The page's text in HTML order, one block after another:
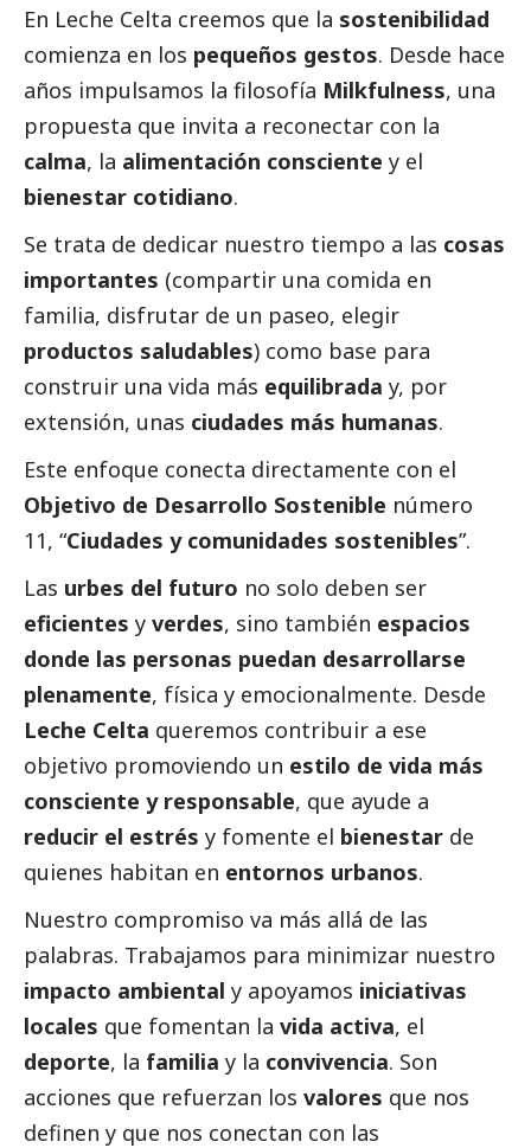
En Leche Celta creemos que la sostenibilidad
comienza en los pequeños gestos. Desde hace
años impulsamos la filosofía Milkfulness, una
propuesta que invita a reconectar con la
calma, la alimentación consciente y el
bienestar cotidiano.
Se trata de dedicar nuestro tiempo a las cosas
importantes (compartir una comida en
familia, disfrutar de un paseo, elegir
productos saludables) como base para
construir una vida más equilibrada y, por
extensión, unas ciudades más humanas.
Este enfoque conecta directamente con el
Objetivo de Desarrollo Sostenible número
11, “Ciudades y comunidades sostenibles”.
Las urbes del futuro no solo deben ser
eficientes y verdes, sino también espacios
donde las personas puedan desarrollarse
plenamente, física y emocionalmente. Desde
Leche Celta queremos contribuir a ese
objetivo promoviendo un estilo de vida más
consciente y responsable, que ayude a
reducir el estrés y fomente el bienestar de
quienes habitan en entornos urbanos.
Nuestro compromiso va más allá de las
palabras. Trabajamos para minimizar nuestro
impacto ambiental y apoyamos iniciativas
locales que fomentan la vida activa, el
deporte, la familia y la convivencia. Son
acciones que refuerzan los valores que nos
definen y que nos conectan con las